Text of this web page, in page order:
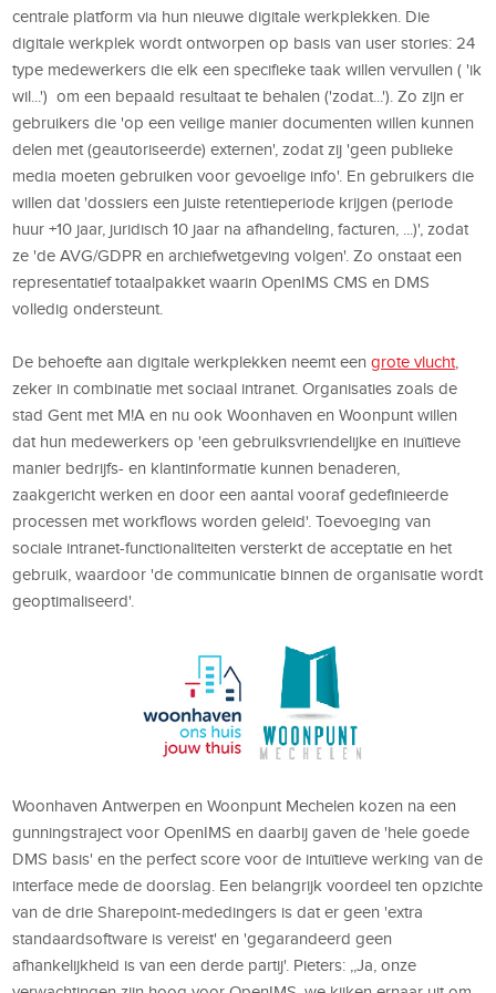
centrale platform via hun nieuwe digitale werkplekken. Die
digitale werkplek wordt ontworpen op basis van user stories: 24
type medewerkers die elk een specifieke taak willen vervullen ( 'ik
wil...') om een bepaald resultaat te behalen ('zodat...'). Zo zijn er
gebruikers die 'op een veilige manier documenten willen kunnen
delen met (geautoriseerde) externen', zodat zij 'geen publieke
media moeten gebruiken voor gevoelige info'. En gebruikers die
willen dat 'dossiers een juiste retentieperiode krijgen (periode
huur +10 jaar, juridisch 10 jaar na afhandeling, facturen, ...)', zodat
ze 'de AVG/GDPR en archiefwetgeving volgen'. Zo onstaat een
representatief totaalpakket waarin OpenIMS CMS en DMS
volledig ondersteunt.
De behoefte aan digitale werkplekken neemt eengrote vlucht
zeker in combinatie met sociaal intranet. Organisaties zoals de
stad Gent met M!A en nu ook Woonhaven en Woonpunt willen
dat hun medewerkers op 'een gebruiksvriendelijke en inuïtieve
manier bedrijfs- en klantinformatie kunnen benaderen,
zaakgericht werken en door een aantal vooraf gedefinieerde
processen met workflows worden geleid'. Toevoeging van
sociale intranet-functionaliteiten versterkt de acceptatie en het
gebruik, waardoor 'de communicatie binnen de organisatie wordt
geoptimaliseerd'.
Woonhaven Antwerpen en Woonpunt Mechelen kozen na een
gunningstraject voor OpenIMS en daarbij gaven de 'hele goede
DMS basis' en the perfect score voor de intuïtieve werking van de
interface mede de doorslag. Een belangrijk voordeel ten opzichte
van de drie Sharepoint-mededingers is dat er geen 'extra
standaardsoftware is vereist' en 'gegarandeerd geen
afhankelijkheid is van een derde partij'. Pieters: ,,Ja, onze